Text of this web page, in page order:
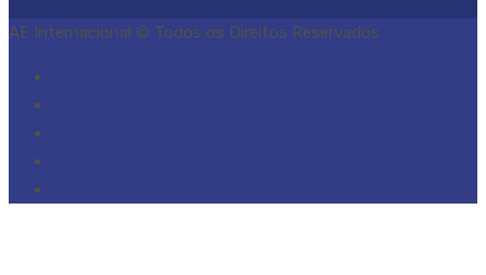
AE Internacional © Todos os Direitos Reservados